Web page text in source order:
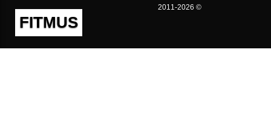
FITMUS
2011-2026 ©